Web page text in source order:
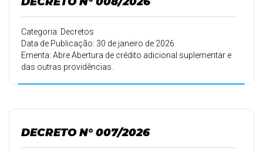
Categoria: Decretos
Data de Publicação: 30 de janeiro de 2026
Ementa: Abre Abertura de crédito adicional suplementar e
das outras providências.
DECRETO N° 007/2026